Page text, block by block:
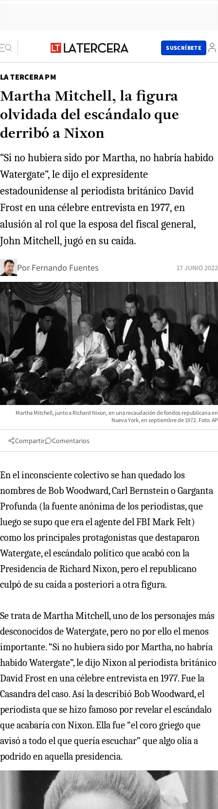
SUSCRÍBETE
LA TERCERA PM
Martha Mitchell, la figura
olvidada del escándalo que
derribó a Nixon
“Si no hubiera sido por Martha, no habría habido
Watergate”, le dijo el expresidente
estadounidense al periodista británico David
Frost en una célebre entrevista en 1977, en
alusión al rol que la esposa del fiscal general,
John Mitchell, jugó en su caída.
Por Fernando Fuentes 17 JUNIO 2022
Martha Mitchell, junto a Richard Nixon, en una recaudación de fondos republicana en
Nueva York, en septiembre de 1972. Foto: AP
Compartir Comentarios
En el inconsciente colectivo se han quedado los
nombres de Bob Woodward, Carl Bernstein o Garganta
Profunda (la fuente anónima de los periodistas, que
luego se supo que era el agente del FBI Mark Felt)
como los principales protagonistas que destaparon
Watergate, el escándalo político que acabó con la
Presidencia de Richard Nixon, pero el republicano
culpó de su caída a posteriori a otra figura.
Se trata de Martha Mitchell, uno de los personajes más
desconocidos de Watergate, pero no por ello el menos
importante. “Si no hubiera sido por Martha, no habría
habido Watergate”, le dijo Nixon al periodista británico
David Frost en una célebre entrevista en 1977. Fue la
Casandra del caso. Así la describió Bob Woodward, el
periodista que se hizo famoso por revelar el escándalo
que acabaría con Nixon. Ella fue “el coro griego que
avisó a todo el que quería escuchar” que algo olía a
podrido en aquella presidencia.